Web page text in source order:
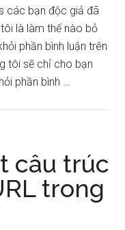
các bạn độc giả đã
là làm thế nào bỏ
phần bình luận trên
tôi sẽ chỉ cho bạn
phần bình …
câu trúc
trong